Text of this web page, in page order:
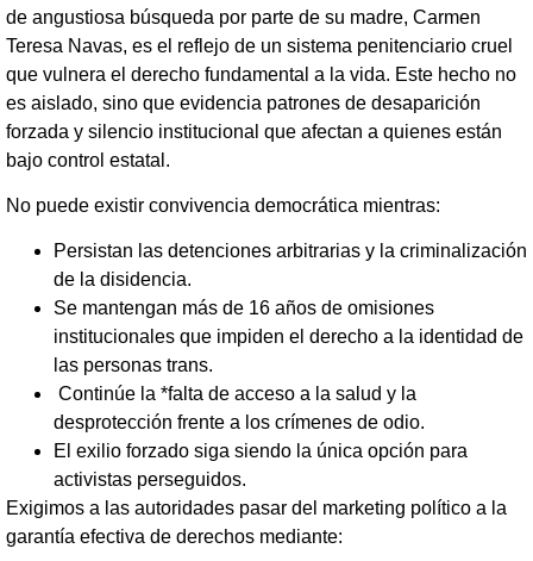
de angustiosa búsqueda por parte de su madre, Carmen
Teresa Navas, es el reflejo de un sistema penitenciario cruel
que vulnera el derecho fundamental a la vida. Este hecho no
es aislado, sino que evidencia patrones de desaparición
forzada y silencio institucional que afectan a quienes están
bajo control estatal.
No puede existir convivencia democrática mientras:
Persistan las detenciones arbitrarias y la criminalización
de la disidencia.
Se mantengan más de 16 años de omisiones
institucionales que impiden el derecho a la identidad de
las personas trans.
Continúe la *falta de acceso a la salud y la
desprotección frente a los crímenes de odio.
El exilio forzado siga siendo la única opción para
activistas perseguidos.
Exigimos a las autoridades pasar del marketing político a la
garantía efectiva de derechos mediante: